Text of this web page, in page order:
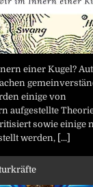
einer Kugel?
einige von
aufgestellte
sowie einige
werden, [...]